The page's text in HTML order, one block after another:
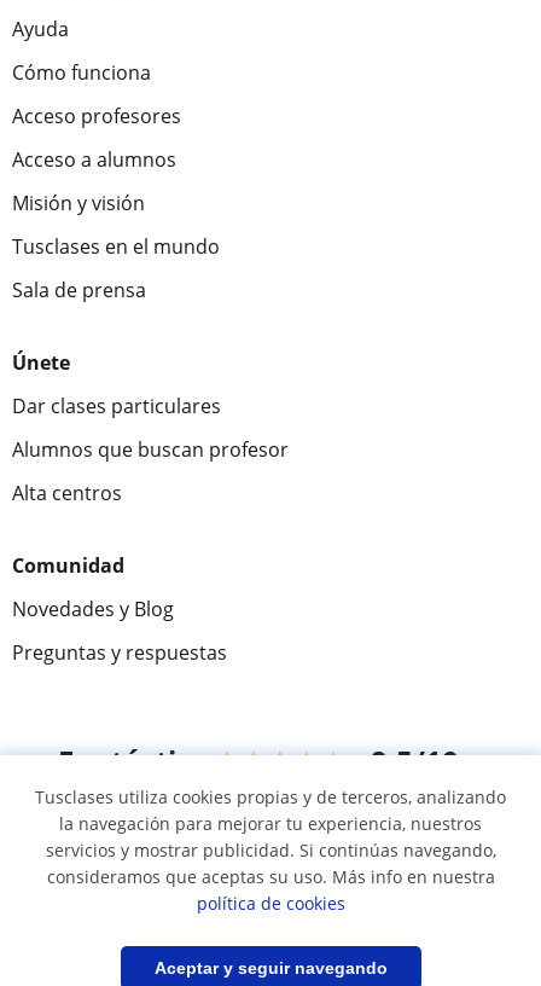
Guardar búsqueda
Ayuda
Cómo funciona
Acceso profesores
Acceso a alumnos
Misión y visión
Tusclases en el mundo
Sala de prensa
Únete
Dar clases particulares
Alumnos que buscan profesor
Alta centros
Comunidad
Novedades y Blog
Preguntas y respuestas
Fantástica★★★★★ 9,5/10
305883 opiniones de alumnos
© 2007 - 2026 Tusclases.co
Mapa web:Profesores particulares
Tusclases utiliza cookies propias y de terceros, analizando
la navegación para mejorar tu experiencia, nuestros
servicios y mostrar publicidad. Si continúas navegando,
consideramos que aceptas su uso. Más info en nuestra
política de cookies
Aceptar y seguir navegando